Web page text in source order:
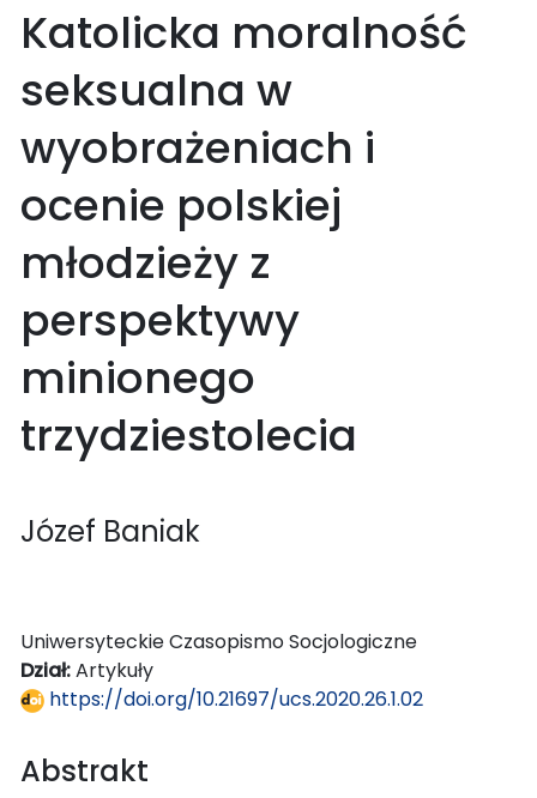
Katolicka moralność
seksualna w
wyobrażeniach i
ocenie polskiej
młodzieży z
perspektywy
minionego
trzydziestolecia
Józef Baniak
Uniwersyteckie Czasopismo Socjologiczne
Dział:Artykuły
https://doi.org/10.21697/ucs.2020.26.1.02
Abstrakt